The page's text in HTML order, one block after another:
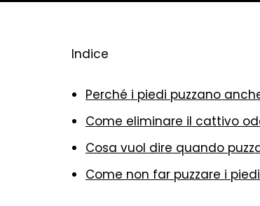
Indice
Perché i piedi puzzano
Come eliminare il cattivo
Cosa vuol dire quando
Come non far puzzare i